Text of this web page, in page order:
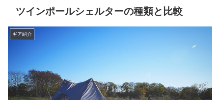
ツインポールシェルターの種類と比較
ギア紹介